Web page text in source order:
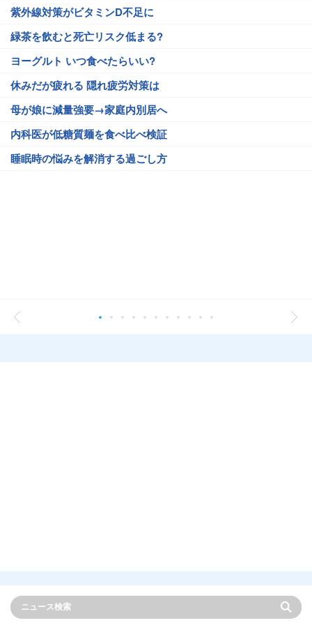
紫外線対策がビタミンD不足に
緑茶を飲むと死亡リスク低まる?
ヨーグルト いつ食べたらいい?
休みだが疲れる 隠れ疲労対策は
母が娘に減量強要→家庭内別居へ
内科医が低糖質麺を食べ比べ検証
睡眠時の悩みを解消する過ごし方